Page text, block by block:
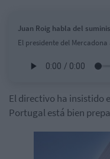
Juan Roig habla del
El presidente del
El directivo ha insistido
Portugal está bien